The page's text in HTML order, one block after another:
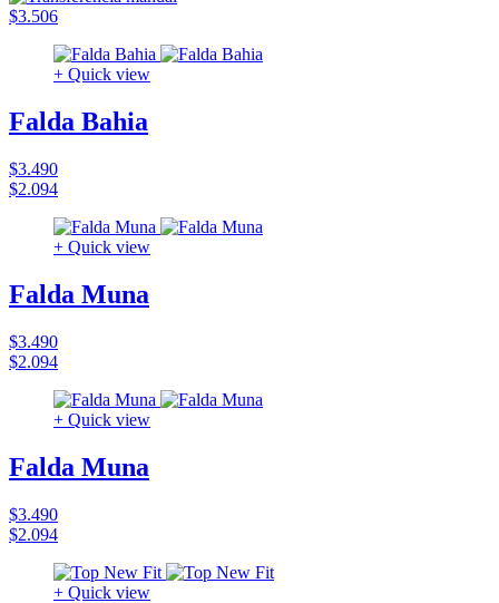
$3.506
+ Quick view
Falda Bahia
$3.490
$2.094
+ Quick view
Falda Muna
$3.490
$2.094
+ Quick view
Falda Muna
$3.490
$2.094
+ Quick view